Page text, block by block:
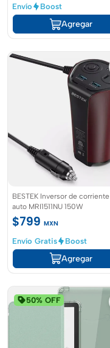
Envío Boost
Agregar
BESTEK Inversor de
auto MRI1511NU 150W
$799 MXN
Envío Gratis
Boost
Agregar
50% OFF